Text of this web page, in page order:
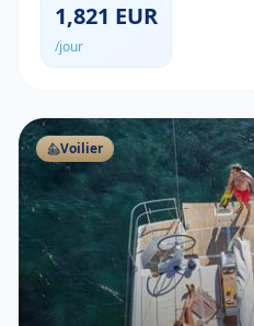
1,821 EUR
/jour
Voilier